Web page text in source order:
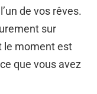
de vos rêves.
sur
le moment est
que vous avez